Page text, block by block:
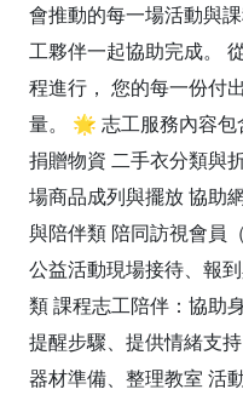
會推動的每一場活動與
工夥伴一起協助完成。
程進行， 您的每一份付
量。 🌟 志工服務內容
捐贈物資 二手衣分類與
場商品成列與擺放 協助
與陪伴類 陪同訪視會員
公益活動現場接待、報
類 課程志工陪伴：協助
提醒步驟、提供情緒支
器材準備、整理教室 活